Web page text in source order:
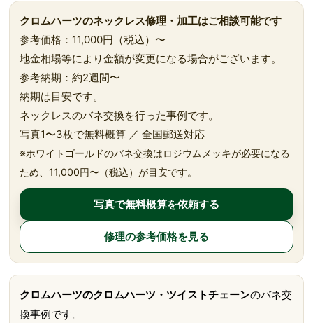
クロムハーツのネックレス修理・加工はご相談可能です
参考価格：11,000円（税込）〜
地金相場等により金額が変更になる場合がございます。
参考納期：約2週間〜
納期は目安です。
ネックレスのバネ交換を行った事例です。
写真1〜3枚で無料概算 ／ 全国郵送対応
※ホワイトゴールドのバネ交換はロジウムメッキが必要になる
ため、11,000円〜（税込）が目安です。
写真で無料概算を依頼する
修理の参考価格を見る
クロムハーツのクロムハーツ・ツイストチェーンのバネ交
換事例です。